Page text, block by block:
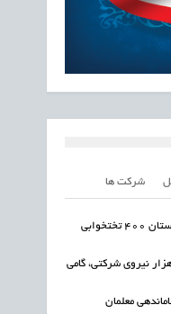
شرکت ها
تأمین کادر درمان، کلید راه‌اندازی بیمارستان ۴۰۰ تختخوابی
واسطه‌ها در پرداخت حقوق ۷۰۰ هزار نیروی شرکتی، گامی
معلمان